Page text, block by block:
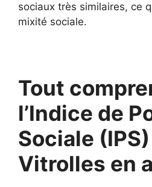
sociaux très similaires, ce
mixité sociale.
Tout
l’Indice de
Sociale
Vitrolles en